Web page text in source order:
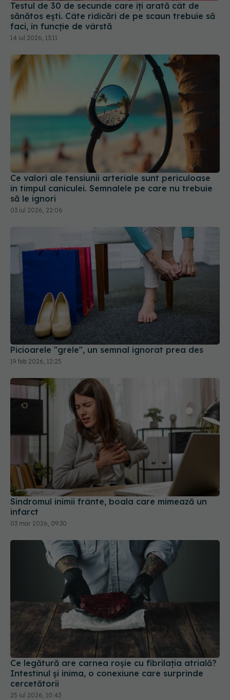
Testul de 30 de secunde care îți arată cât de
sănătos ești. Câte ridicări de pe scaun trebuie să
faci, în funcție de vârstă
14 iul 2026, 13:11
Ce valori ale tensiunii arteriale sunt periculoase
în timpul caniculei. Semnalele pe care nu trebuie
să le ignori
03 iul 2026, 22:06
Picioarele "grele", un semnal ignorat prea des
19 feb 2026, 12:25
Sindromul inimii frânte, boala care mimează un
infarct
03 mar 2026, 09:30
Ce legătură are carnea roșie cu fibrilația atrială?
Intestinul și inima, o conexiune care surprinde
cercetătorii
25 iul 2026, 10:43